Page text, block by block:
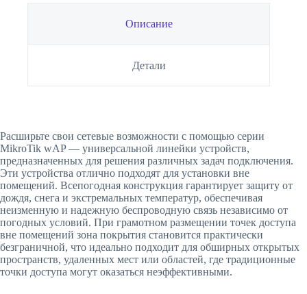
Описание
Детали
Расширьте свои сетевые возможности с помощью серии
MikroTik wAP — универсальной линейки устройств,
предназначенных для решения различных задач подключения.
Эти устройства отлично подходят для установки вне
помещений. Всепогодная конструкция гарантирует защиту от
дождя, снега и экстремальных температур, обеспечивая
неизменную и надежную беспроводную связь независимо от
погодных условий. При грамотном размещении точек доступа
вне помещений зона покрытия становится практически
безграничной, что идеально подходит для обширных открытых
пространств, удаленных мест или областей, где традиционные
точки доступа могут оказаться неэффективными.